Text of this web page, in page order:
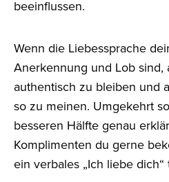
beeinflussen.
Wenn die Liebessprache
Anerkennung und Lob sind,
authentisch zu bleiben und
so zu meinen. Umgekehrt
besseren Hälfte genau
Komplimenten du gerne
ein verbales „Ich liebe dich“